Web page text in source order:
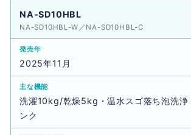
NA-SD10HBL
NA-SD10HBL-W／NA-SD10HBL-C
2025年11月
洗濯10kg/乾燥5kg・温水スゴ落ち泡洗浄
ンク